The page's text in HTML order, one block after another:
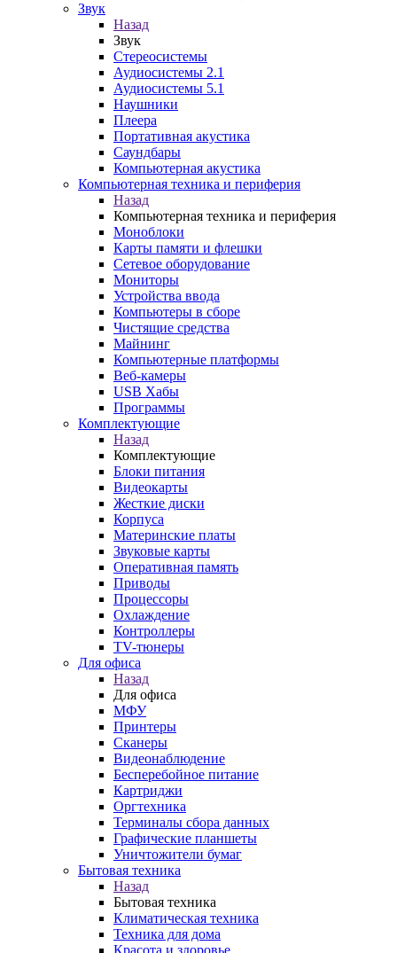
Звук
Назад
Звук
Стереосистемы
Аудиосистемы 2.1
Аудиосистемы 5.1
Наушники
Плеера
Портативная акустика
Саундбары
Компьютерная акустика
Компьютерная техника и периферия
Назад
Компьютерная техника и периферия
Моноблоки
Карты памяти и флешки
Сетевое оборудование
Мониторы
Устройства ввода
Компьютеры в сборе
Чистящие средства
Майнинг
Компьютерные платформы
Веб-камеры
USB Хабы
Программы
Комплектующие
Назад
Комплектующие
Блоки питания
Видеокарты
Жесткие диски
Корпуса
Материнские платы
Звуковые карты
Оперативная память
Приводы
Процессоры
Охлаждение
Контроллеры
TV-тюнеры
Для офиса
Назад
Для офиса
МФУ
Принтеры
Сканеры
Видеонаблюдение
Бесперебойное питание
Картриджи
Оргтехника
Терминалы сбора данных
Графические планшеты
Уничтожители бумаг
Бытовая техника
Назад
Бытовая техника
Климатическая техника
Техника для дома
Красота и здоровье